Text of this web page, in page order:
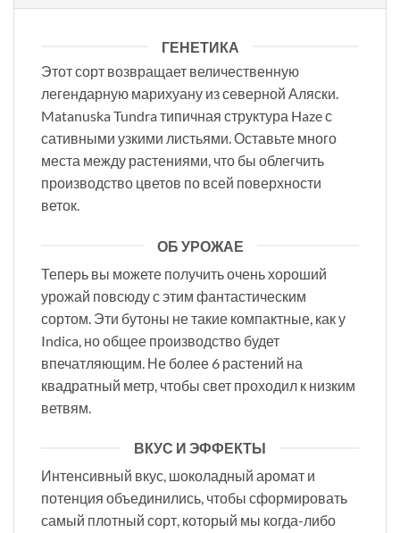
ГЕНЕТИКА
Этот сорт возвращает величественную
легендарную марихуану из северной Аляски.
Matanuska Tundra типичная структура Haze с
сативными узкими листьями. Оставьте много
места между растениями, что бы облегчить
производство цветов по всей поверхности
веток.
ОБ УРОЖАЕ
Теперь вы можете получить очень хороший
урожай повсюду с этим фантастическим
сортом. Эти бутоны не такие компактные, как у
Indica, но общее производство будет
впечатляющим. Не более 6 растений на
квадратный метр, чтобы свет проходил к низким
ветвям.
ВКУС И ЭФФЕКТЫ
Интенсивный вкус, шоколадный аромат и
потенция объединились, чтобы сформировать
самый плотный сорт, который мы когда-либо